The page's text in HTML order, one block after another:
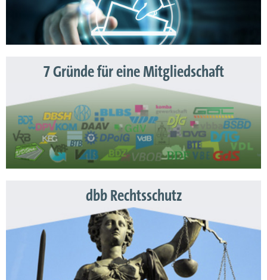
7 Gründe für eine Mitgliedschaft
dbb Rechtsschutz